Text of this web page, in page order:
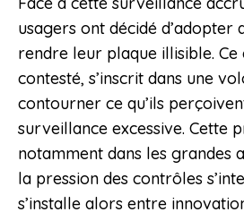
usagers ont décidé d’adopter
rendre leur plaque illisible. Ce
contesté, s’inscrit dans une
contourner ce qu’ils
surveillance excessive. Cette
notamment dans les grandes
la pression des contrôles
s’installe alors entre